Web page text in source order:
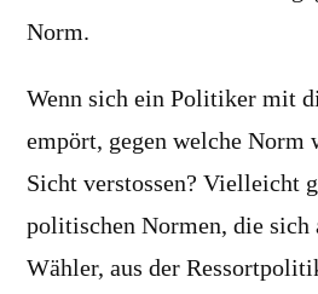
Norm.
Wenn sich ein Politiker mit
empört, gegen welche Norm
Sicht verstossen? Vielleicht
politischen Normen, die sich
Wähler, aus der